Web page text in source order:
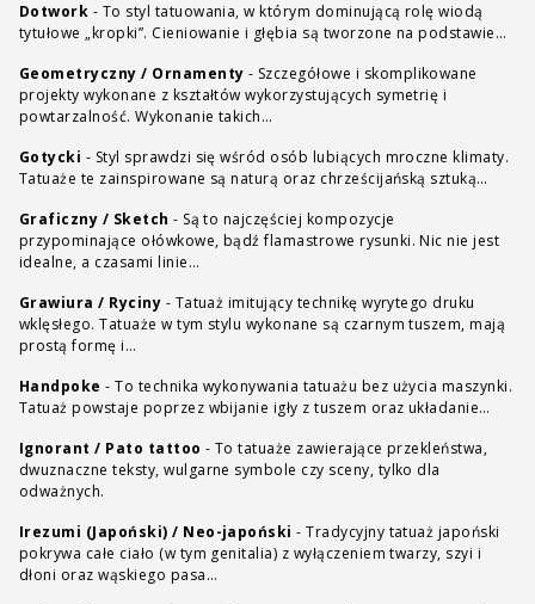
Dotwork - To styl tatuowania, w którym dominującą rolę wiodą
tytułowe „kropki”. Cieniowanie i głębia są tworzone na podstawie…
Geometryczny / Ornamenty - Szczegółowe i skomplikowane
projekty wykonane z kształtów wykorzystujących symetrię i
powtarzalność. Wykonanie takich…
Gotycki - Styl sprawdzi się wśród osób lubiących mroczne klimaty.
Tatuaże te zainspirowane są naturą oraz chrześcijańską sztuką…
Graficzny / Sketch - Są to najczęściej kompozycje
przypominające ołówkowe, bądź flamastrowe rysunki. Nic nie jest
idealne, a czasami linie…
Grawiura / Ryciny - Tatuaż imitujący technikę wyrytego druku
wklęsłego. Tatuaże w tym stylu wykonane są czarnym tuszem, mają
prostą formę i…
Handpoke - To technika wykonywania tatuażu bez użycia maszynki.
Tatuaż powstaje poprzez wbijanie igły z tuszem oraz układanie…
Ignorant / Pato tattoo - To tatuaże zawierające przekleństwa,
dwuznaczne teksty, wulgarne symbole czy sceny, tylko dla
odważnych.
Irezumi (Japoński) / Neo-japoński - Tradycyjny tatuaż japoński
pokrywa całe ciało (w tym genitalia) z wyłączeniem twarzy, szyi i
dłoni oraz wąskiego pasa…